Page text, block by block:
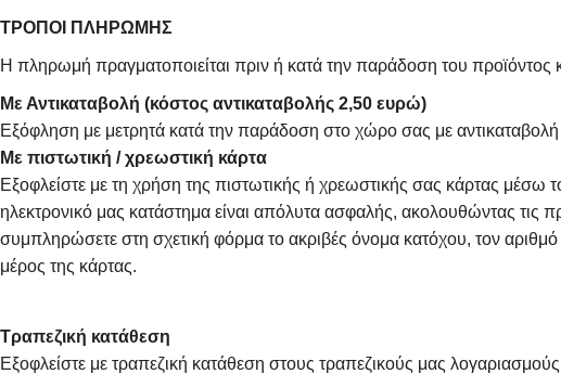
ΤΡΟΠΟΙ ΠΛΗΡΩΜΗΣ
Η πληρωμή πραγματοποιείται πριν ή κατά την παράδοση του
Με Αντικαταβολή (κόστος αντικαταβολής 2,50 ευρώ)
Εξόφληση με μετρητά κατά την παράδοση στο χώρο σας με
Με πιστωτική / χρεωστική κάρτα
Εξοφλείστε με τη χρήση της πιστωτικής ή χρεωστικής σας κάρτας
ηλεκτρονικό μας κατάστημα είναι απόλυτα ασφαλής, ακολουθώντας τις
συμπληρώσετε στη σχετική φόρμα το ακριβές όνομα κατόχου, τον
μέρος της κάρτας.
Τραπεζική κατάθεση
Εξοφλείστε με τραπεζική κατάθεση στους τραπεζικούς μας